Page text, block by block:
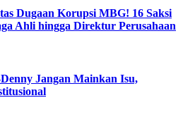
Dugaan Korupsi MBG! 16 Saksi
Ahli hingga Direktur Perusahaan
Jangan Mainkan Isu,